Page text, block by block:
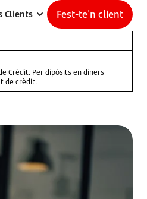
Clients Fest-te'n client
Crèdit. Per dipòsits en diners
de crèdit.